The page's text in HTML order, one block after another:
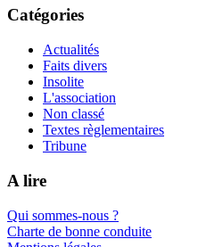
Catégories
Actualités
Faits divers
Insolite
L'association
Non classé
Textes règlementaires
Tribune
A lire
Qui sommes-nous ?
Charte de bonne conduite